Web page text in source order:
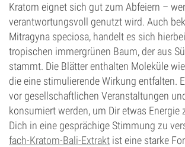
Kratom eignet sich gut zum Abfeiern –
verantwortungsvoll genutzt wird. Auch
Mitragyna speciosa, handelt es sich
tropischen immergrünen Baum, der aus
stammt. Die Blätter enthalten Moleküle
die eine stimulierende Wirkung entfalten.
vor gesellschaftlichen Veranstaltungen
konsumiert werden, um Dir etwas Energie
Dich in eine gesprächige Stimmung zu
fach-Kratom-Bali-Extrakt ist eine starke